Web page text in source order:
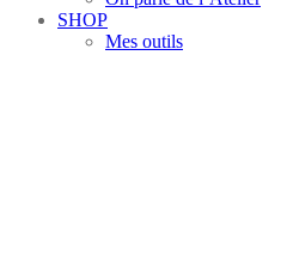
SHOP
Mes outils